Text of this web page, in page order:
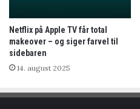
Netflix på Apple TV får total
makeover – og siger farvel til
sidebaren
14. august 2025